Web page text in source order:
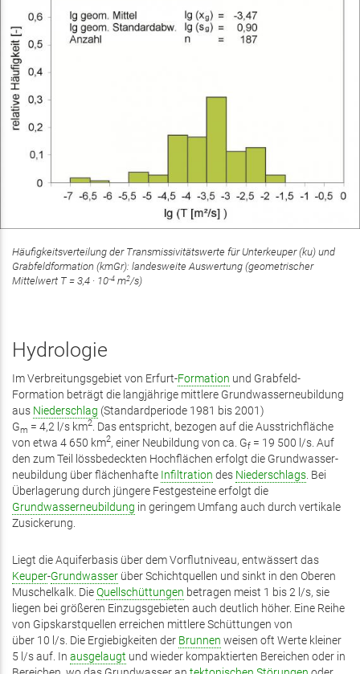
Häufigkeitsverteilung der Transmissivitätswerte für Unterkeuper (ku) und
Grabfeldformation (kmGr): landesweite Auswertung (geometrischer
Mittelwert T = 3,4 · 10‑4 m2/s)
Hydrologie
Im Verbreitungsgebiet von Erfurt-Formation und Grabfeld-
Formation beträgt die lang­jährige mittlere Grundwasser­neubildung
aus Niederschlag (Standardperiode 1981 bis 2001)
Gm = 4,2 l/s km2. Das entspricht, bezogen auf die Ausstrichfläche
von etwa 4 650 km2, einer Neubildung von ca. Gf = 19 500 l/s. Auf
den zum Teil löss­bedeckten Hochflächen erfolgt die Grundwasser­
neubildung über flächen­hafte Infiltration des Niederschlags. Bei
Überlagerung durch jüngere Festgesteine erfolgt die
Grundwasserneubildung in geringem Umfang auch durch vertikale
Zusickerung.
Liegt die Aquiferbasis über dem Vorflutniveau, entwässert das
Keuper-Grundwasser über Schicht­quellen und sinkt in den Oberen
Muschel­kalk. DieQuellschüttungen betragen meist 1 bis 2 l/s, sie
liegen bei größeren Ein­zugsgebieten auch deutlich höher. Eine Reihe
von Gipskarstquellen erreichen mittlere Schüttungen von
über 10 l/s. Die Ergiebigkeiten der Brunnen weisen oft Werte kleiner
5 l/s auf. In ausgelaugt und wieder kompaktierten Bereichen oder in